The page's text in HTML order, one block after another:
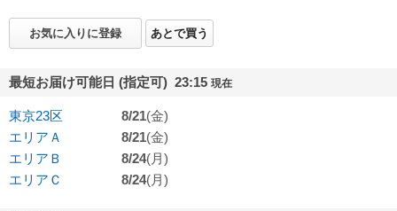
お気に入りに登録 あとで買う
最短お届け可能日 (指定可) 23:15 現在
東京23区 8/21(金)
エリアＡ
8/21(金)
エリアＢ
8/24(月)
エリアＣ
8/24(月)